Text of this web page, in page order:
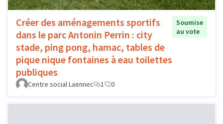
Créer des aménagements sportifs
dans le parc Antonin Perrin : city
stade, ping pong, hamac, tables de
pique nique fontaines à eau toilettes
publiques
Soumise
au vote
Centre social Laennec 1 0